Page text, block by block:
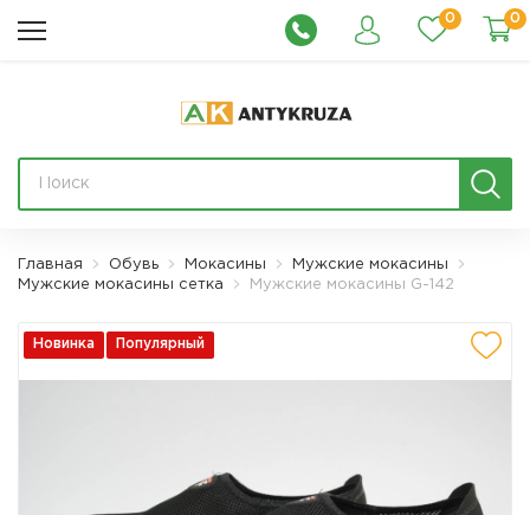
0 0
Главная Обувь Мокасины
Мужские мокасины
Мужские мокасины сетка
Мужские мокасины G-142
Новинка Популярный